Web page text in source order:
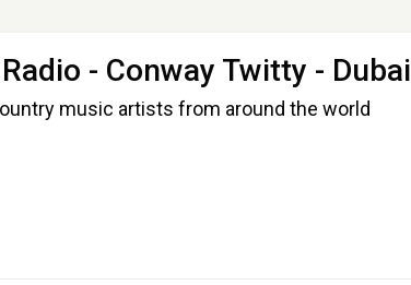
- Conway Twitty - Dubai
music artists from around the world